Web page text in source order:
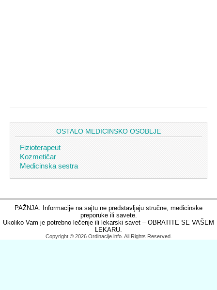
OSTALO MEDICINSKO OSOBLJE
Fizioterapeut
Kozmetičar
Medicinska sestra
PAŽNJA: Informacije na sajtu ne predstavljaju stručne, medicinske
preporuke ili savete.
Ukoliko Vam je potrebno lečenje ili lekarski savet – OBRATITE SE VAŠEM
LEKARU.
Copyright © 2026 Ordinacije.info. All Rights Reserved.